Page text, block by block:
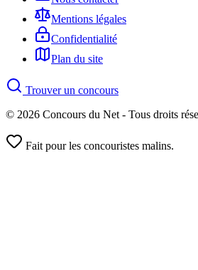
Mentions légales
Confidentialité
Plan du site
Trouver un concours
© 2026 Concours du Net - Tous droits
Fait pour les concouristes malins.